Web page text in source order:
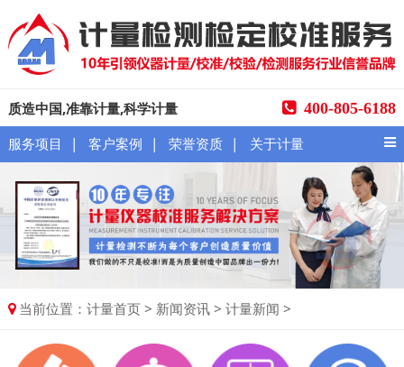
质造中国,准靠计量,科学计量 400-805-6188
服务项目 | 客户案例 | 荣誉资质 | 关于计量
当前位置：计量首页 > 新闻资讯 >计量新闻 >